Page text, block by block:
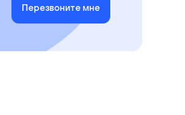
Перезвоните мне